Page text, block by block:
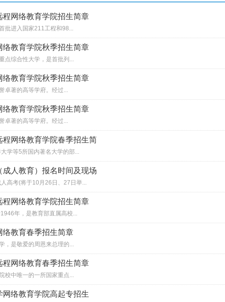
网络教育学院招生简章
批进入国家211工程和98...
教育学院秋季招生简章
点综合性大学，是首批列...
教育学院秋季招生简章
卓著的高等学府。经过...
教育学院秋季招生简章
卓著的高等学府。经过...
网络教育学院春季招生简
学等5所国内著名大学的部...
人教育）报名时间及现场
高考(将于10月26日、27日举...
网络教育学院招生简章
年，是教育部直属高校...
络教育春季招生简章
，是敬爱的周恩来总理的...
网络教育春季招生简章
校中唯一的一所国家重点...
络教育学院高起专招生